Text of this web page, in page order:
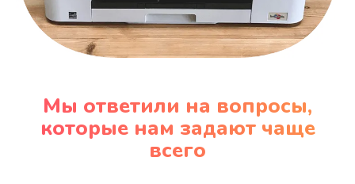
Мы ответили на вопросы,
которые нам задают чаще
всего